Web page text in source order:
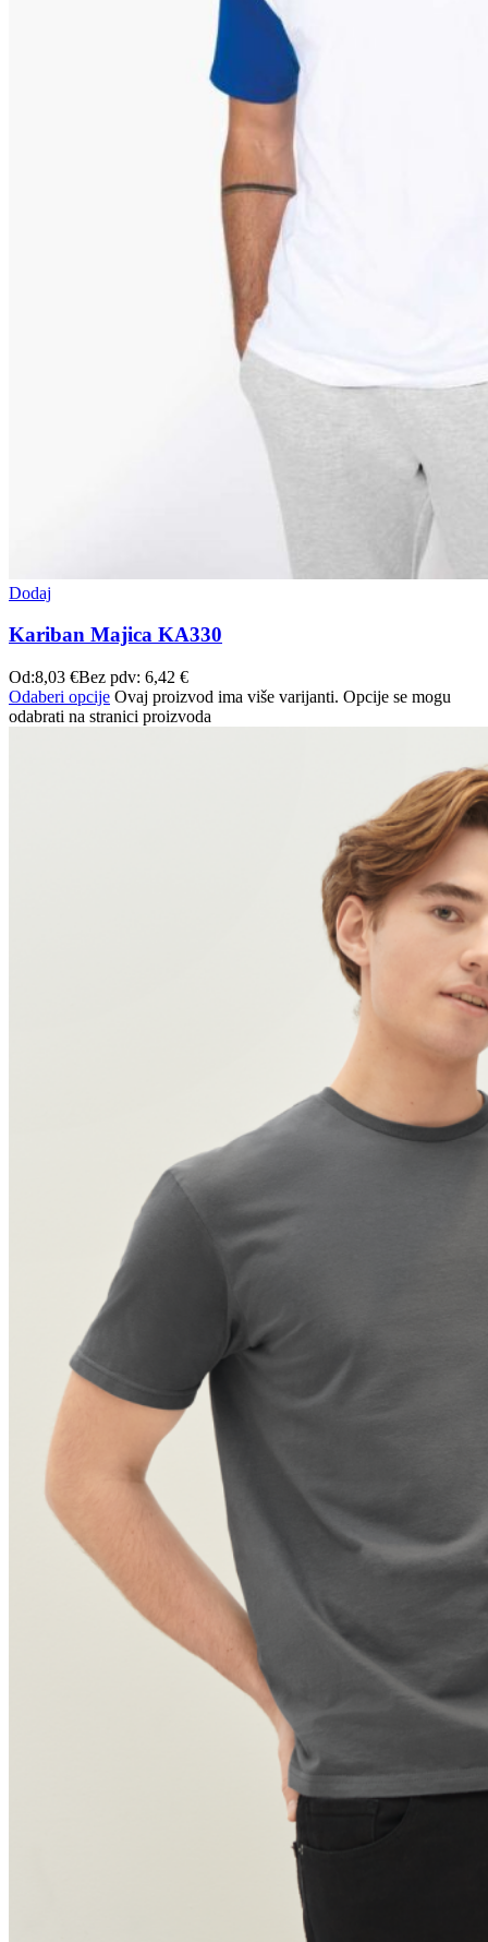
Dodaj
Kariban Majica KA330
Od:8,03 €Bez pdv: 6,42 €
Odaberi opcije Ovaj proizvod ima više varijanti. Opcije se mogu
odabrati na stranici proizvoda